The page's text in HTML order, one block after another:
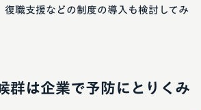
復職支援などの制度の導入も検討してみ
群は企業で予防にとりくみ